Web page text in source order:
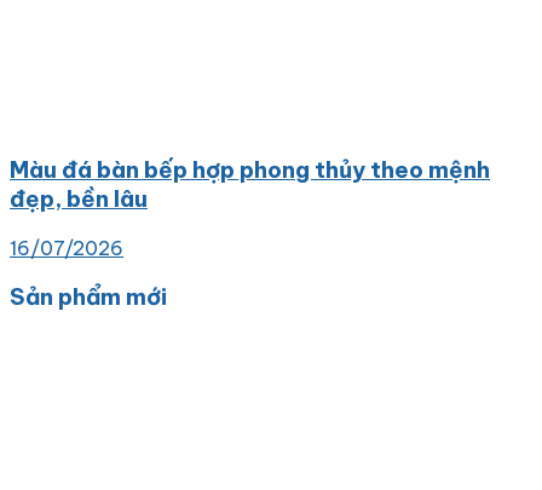
Màu đá bàn bếp hợp phong thủy theo mệnh
đẹp, bền lâu
16/07/2026
Sản phẩm mới